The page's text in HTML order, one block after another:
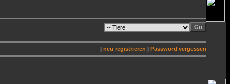
| neu registrieren | Password vergessen